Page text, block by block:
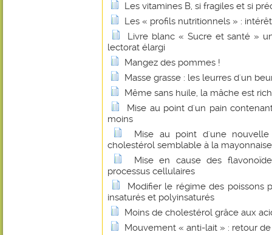
Les vitamines B, si fragiles et si
Les « profils nutritionnels » :
Livre blanc « Sucre et santé »
lectorat élargi
Mangez des pommes !
Masse grasse : les leurres d'un
Même sans huile, la mâche est
Mise au point d'un pain
moins
Mise au point d'une
cholestérol semblable à la mayonnaise
Mise en cause des
processus cellulaires
Modifier le régime des poissons
insaturés et polyinsaturés
Moins de cholestérol grâce aux
Mouvement « anti-lait » : retour